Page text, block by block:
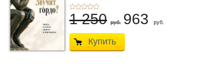
1 250 руб. 963 руб.
Купить